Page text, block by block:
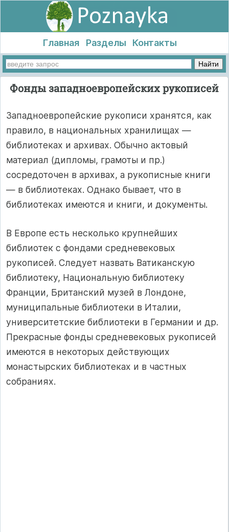
Главная Разделы Контакты
Фонды западноевропейских рукописей
Западноевропейские рукописи хранятся, как
правило, в национальных хранилищах —
библиотеках и архивах. Обычно актовый
материал (дипломы, грамоты и пр.)
сосредоточен в архивах, а рукописные книги
— в библиотеках. Однако бывает, что в
библиотеках имеются и книги, и документы.
В Европе есть несколько крупнейших
библиотек с фондами средневековых
рукописей. Следует назвать Ватиканскую
библиотеку, Национальную библиотеку
Франции, Британский музей в Лондоне,
муниципальные библиотеки в Италии,
университетские библиотеки в Германии и др.
Прекрасные фонды средневековых рукописей
имеются в некоторых действующих
монастырских библиотеках и в частных
собраниях.